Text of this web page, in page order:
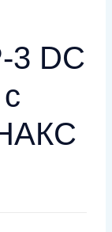
3 DC